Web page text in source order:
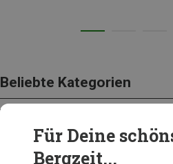
Beliebte Kategorien
BEKLEIDUNG
Für Deine
Bergzeit...